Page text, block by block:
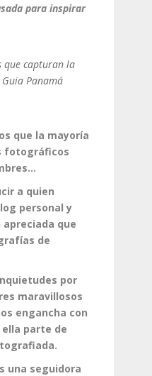
para inspirar
que capturan la
Panamá
que la mayoría
fotográficos
a quien
personal y
que
de
por
maravillosos
engancha con
parte de
una seguidora